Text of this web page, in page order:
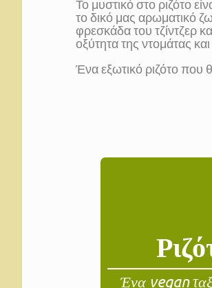
Το μυστικό στο ριζότο
το δικό μας αρωματικό
φρεσκάδα του τζίντζερ
οξύτητα της ντομάτας
Ένα εξωτικό ριζότο που
Ένα vegan